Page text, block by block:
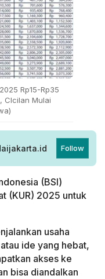
Rp15-Rp35
CIcilan Mulai
Follow
(BSI)
(KUR) 2025 untuk
usaha
ide yang hebat,
akses ke
bisa diandalkan